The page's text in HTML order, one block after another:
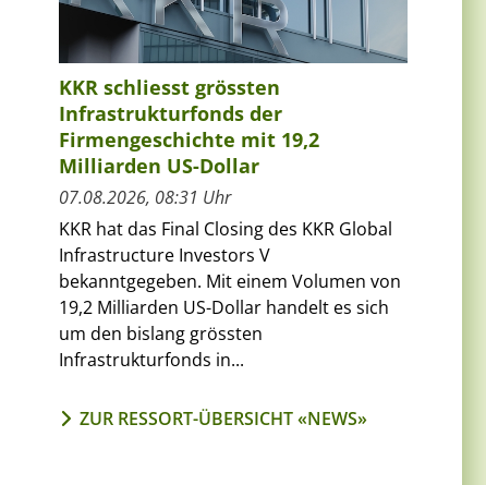
KKR schliesst grössten
Infrastrukturfonds der
Firmengeschichte mit 19,2
Milliarden US-Dollar
07.08.2026, 08:31 Uhr
KKR hat das Final Closing des KKR Global
Infrastructure Investors V
bekanntgegeben. Mit einem Volumen von
19,2 Milliarden US-Dollar handelt es sich
um den bislang grössten
Infrastrukturfonds in...
ZUR RESSORT-ÜBERSICHT «NEWS»